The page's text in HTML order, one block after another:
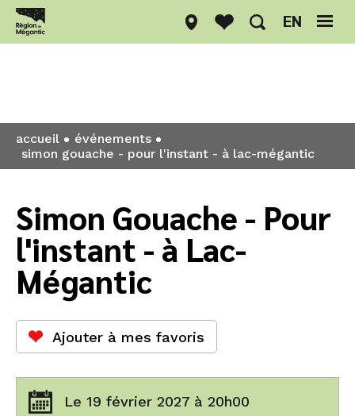
EN
accueil
événements
simon gouache - pour l'instant - à lac-mégantic
Simon Gouache - Pour
l'instant - à Lac-
Mégantic
Ajouter à mes favoris
Le 19 février 2027 à 20h00